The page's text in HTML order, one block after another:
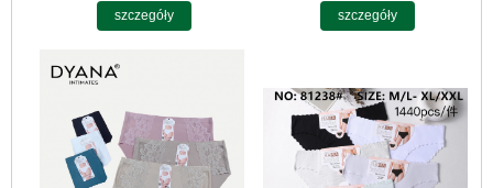
szczegóły szczegóły